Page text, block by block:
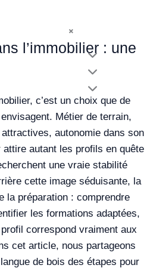
×
l’immobilier : une
c’est un choix que de
Métier de terrain,
autonomie dans son
autant les profils en quête
une vraie stabilité
cette image séduisante, la
la préparation : comprendre
les formations adaptées,
correspond vraiment aux
cet article, nous partageons
de bois des étapes pour